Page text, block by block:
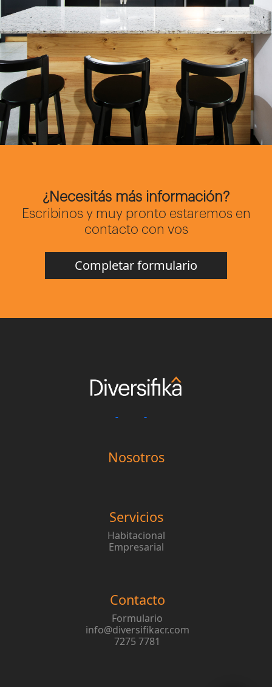
¿Necesitás más información?
Escribinos y muy pronto estaremos en
contacto con vos
Completar formulario
Nosotros
Servicios
Habitacional
Empresarial
Contacto
Formulario
info@diversifikacr.com
7275 7781